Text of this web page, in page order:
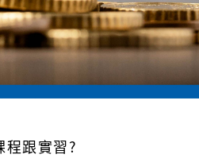
跟實習?